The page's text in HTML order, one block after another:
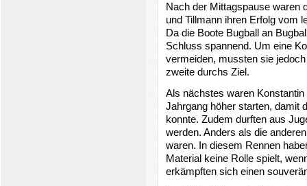
Nach der Mittagspause waren
und Tillmann ihren Erfolg vom
Da die Boote Bugball an
Schluss spannend. Um eine
vermeiden, mussten sie
zweite durchs Ziel.
Als nächstes waren
Jahrgang höher starten, damit
konnte. Zudem durften aus
werden. Anders als die
waren. In diesem Rennen
Material keine Rolle spielt,
erkämpften sich einen